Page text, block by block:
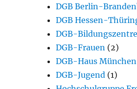
DGB Berlin-
DGB Hessen-
DGB-
DGB-Frauen (2)
DGB-Haus München
DGB-Jugend (1)